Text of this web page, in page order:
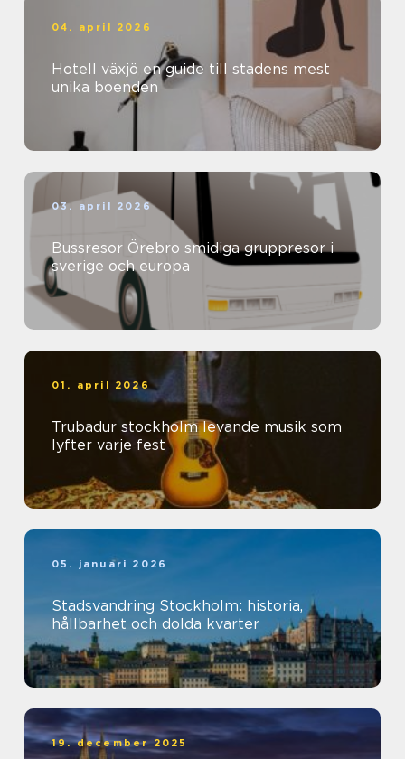
04. april 2026
Hotell växjö en guide till stadens mest
unika boenden
03. april 2026
Bussresor Örebro smidiga gruppresor i
sverige och europa
01. april 2026
Trubadur stockholm levande musik som
lyfter varje fest
05. januari 2026
Stadsvandring Stockholm: historia,
hållbarhet och dolda kvarter
19. december 2025